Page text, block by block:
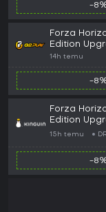
-
Forza
Edition
Series X|S /
14h temu
-
Forza
Edition
Series X|S /
15h temu
-